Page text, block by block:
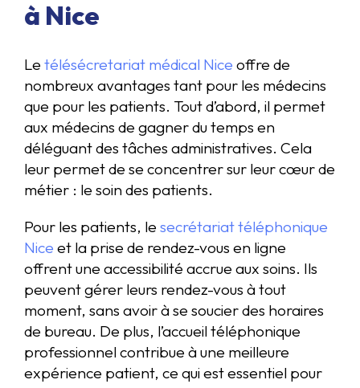
à Nice
Le télésécretariat médical Nice offre de
nombreux avantages tant pour les médecins
que pour les patients. Tout d’abord, il permet
aux médecins de gagner du temps en
déléguant des tâches administratives. Cela
leur permet de se concentrer sur leur cœur de
métier : le soin des patients.
Pour les patients, le secrétariat téléphonique
Nice et la prise de rendez-vous en ligne
offrent une accessibilité accrue aux soins. Ils
peuvent gérer leurs rendez-vous à tout
moment, sans avoir à se soucier des horaires
de bureau. De plus, l’accueil téléphonique
professionnel contribue à une meilleure
expérience patient, ce qui est essentiel pour